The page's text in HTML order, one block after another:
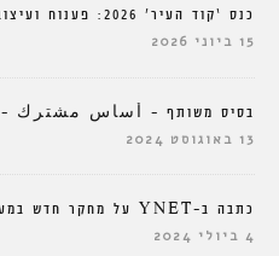
כנס ‘קוד העיר’ 2026: פענוח ועיצוב עיר המחר
15 ביוני 2026
בסיס משותף – أساس مشترك – COMMON GROUNDS
13 באוגוסט 2024
כתבה ב-YNET על מחקר חדש במעבדה העוסק בהצללה בעיר
4 ביולי 2024